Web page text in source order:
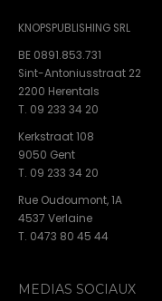
KNOPSPUBLISHING SRL
BE 0891.853.731
Sint-Antoniusstraat 22
2200 Herentals
T. 09 233 34 20
Kerkstraat 108
9050 Gent
T. 09 233 34 20
Rue Oudoumont, 1A
4537 Verlaine
T. 0473 80 45 44
MEDIAS SOCIAUX